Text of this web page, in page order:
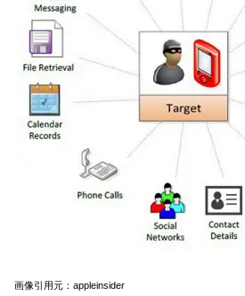
画像引用元：appleinsider